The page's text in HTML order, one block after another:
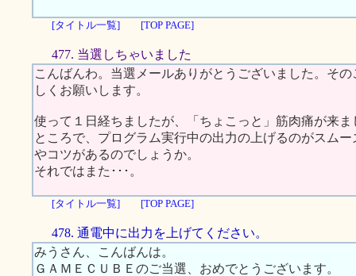
[タイトル一覧] [TOP PAGE]
477. 当選しちゃいました
こんばんわ。当選メールありがとうございました。そ
しくお願いします。
使って１日経ちましたが、「ちょこっと」筋肉痛が来
ところで、プログラム実行中の出力の上げるのがスム
やコツがあるのでしょうか。
それではまた･･･。
[タイトル一覧] [TOP PAGE]
478. 通電中に出力を上げてください。
みうさん、こんばんは。
ＧＡＭＥＣＵＢＥのご当選、おめでとうございます。